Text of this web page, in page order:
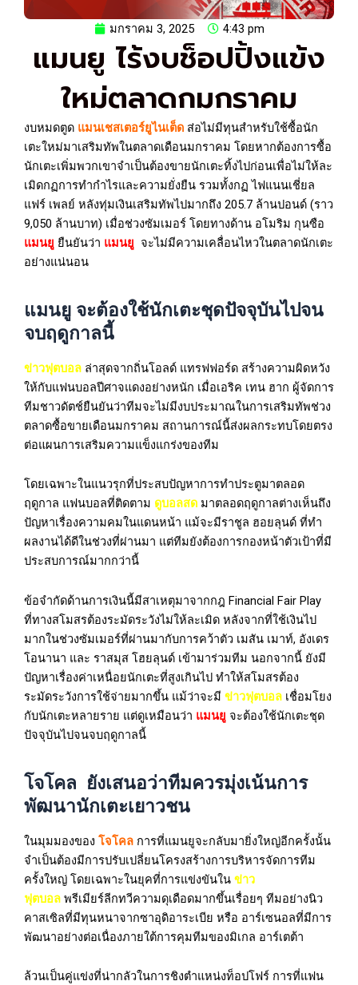
มกราคม 3, 2025 4:43 pm
แมนยู ไร้งบช็อปปิ้งแข้ง
ใหม่ตลาดกมกราคม
งบหมดตูด แมนเชสเตอร์ยูไนเต็ด ส่อไม่มีทุนสำหรับใช้ซื้อนัก
เตะใหม่มาเสริมทัพในตลาดเดือนมกราคม โดยหากต้องการซื้อ
นักเตะเพิ่มพวกเขาจำเป็นต้องขายนักเตะทิ้งไปก่อนเพื่อไม่ให้ละ
เมิดกฏการทำกำไรและความยั่งยืน รวมทั้งกฏ ไฟแนนเชี่ยล
แฟร์ เพลย์ หลังทุ่มเงินเสริมทัพไปมากถึง 205.7 ล้านปอนด์ (ราว
9,050 ล้านบาท) เมื่อช่วงซัมเมอร์ โดยทางด้าน อโมริม กุนซือ
แมนยู ยืนยันว่า แมนยู จะไม่มีความเคลื่อนไหวในตลาดนักเตะ
อย่างแน่นอน
แมนยู จะต้องใช้นักเตะชุดปัจจุบันไปจน
จบฤดูกาลนี้
ข่าวฟุตบอล ล่าสุดจากถิ่นโอลด์ แทรฟฟอร์ด สร้างความผิดหวัง
ให้กับแฟนบอลปีศาจแดงอย่างหนัก เมื่อเอริค เทน ฮาก ผู้จัดการ
ทีมชาวดัตช์ยืนยันว่าทีมจะไม่มีงบประมาณในการเสริมทัพช่วง
ตลาดซื้อขายเดือนมกราคม สถานการณ์นี้ส่งผลกระทบโดยตรง
ต่อแผนการเสริมความแข็งแกร่งของทีม
โดยเฉพาะในแนวรุกที่ประสบปัญหาการทำประตูมาตลอด
ฤดูกาล แฟนบอลที่ติดตาม ดูบอลสด มาตลอดฤดูกาลต่างเห็นถึง
ปัญหาเรื่องความคมในแดนหน้า แม้จะมีราชูล ฮอยลุนด์ ที่ทำ
ผลงานได้ดีในช่วงที่ผ่านมา แต่ทีมยังต้องการกองหน้าตัวเป้าที่มี
ประสบการณ์มากกว่านี้
ข้อจำกัดด้านการเงินนี้มีสาเหตุมาจากกฎ Financial Fair Play
ที่ทางสโมสรต้องระมัดระวังไม่ให้ละเมิด หลังจากที่ใช้เงินไป
มากในช่วงซัมเมอร์ที่ผ่านมากับการคว้าตัว เมสัน เมาท์, อังเดร
โอนานา และ ราสมุส โฮยลุนด์ เข้ามาร่วมทีม นอกจากนี้ ยังมี
ปัญหาเรื่องค่าเหนื่อยนักเตะที่สูงเกินไป ทำให้สโมสรต้อง
ระมัดระวังการใช้จ่ายมากขึ้น แม้ว่าจะมี ข่าวฟุตบอล เชื่อมโยง
กับนักเตะหลายราย แต่ดูเหมือนว่า แมนยู จะต้องใช้นักเตะชุด
ปัจจุบันไปจนจบฤดูกาลนี้
โจโคล ยังเสนอว่าทีมควรมุ่งเน้นการ
พัฒนานักเตะเยาวชน
ในมุมมองของ โจโคล การที่แมนยูจะกลับมายิ่งใหญ่อีกครั้งนั้น
จำเป็นต้องมีการปรับเปลี่ยนโครงสร้างการบริหารจัดการทีม
ครั้งใหญ่ โดยเฉพาะในยุคที่การแข่งขันใน ข่าว
ฟุตบอล พรีเมียร์ลีกทวีความดุเดือดมากขึ้นเรื่อยๆ ทีมอย่างนิว
คาสเซิลที่มีทุนหนาจากซาอุดิอาระเบีย หรือ อาร์เซนอลที่มีการ
พัฒนาอย่างต่อเนื่องภายใต้การคุมทีมของมิเกล อาร์เตต้า
ล้วนเป็นคู่แข่งที่น่ากลัวในการชิงตำแหน่งท็อปโฟร์ การที่แฟน